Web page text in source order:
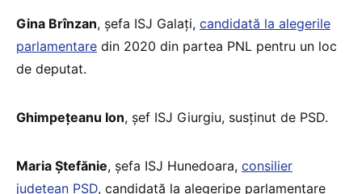
Gina Brînzan, șefa ISJ Galați, candidată la alegerile
parlamentare din 2020 din partea PNL pentru un loc
de deputat.
Ghimpețeanu Ion, șef ISJ Giurgiu, susținut de PSD.
Maria Ștefănie, șefa ISJ Hunedoara, consilier
județean PSD, candidată la alegeripe parlamentare